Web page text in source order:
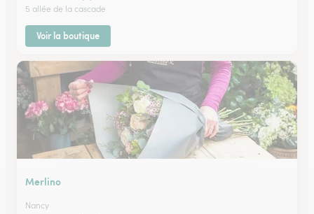
5 allée de la cascade
Voir la boutique
Merlino
Nancy